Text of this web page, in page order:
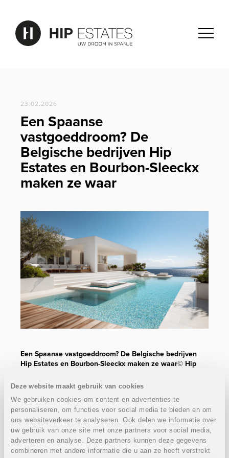
Deze website maakt gebruik van cookies
We gebruiken cookies om content en advertenties te
personaliseren, om functies voor social media te bieden en om
ons websiteverkeer te analyseren. Ook delen we informatie over
uw gebruik van onze site met onze partners voor social media,
adverteren en analyse. Deze partners kunnen deze gegevens
combineren met andere informatie die u aan ze heeft verstrekt
23.02.2026
Een Spaanse
vastgoeddroom? De
Belgische bedrijven Hip
Estates en Bourbon-Sleeckx
maken ze waar
Een Spaanse vastgoeddroom? De Belgische bedrijven
Hip Estates en Bourbon-Sleeckx maken ze waar© Hip
Een huis in Spanje kopen is snel beslist, zeker met dat
uitzicht op zee. Maar wat daarna komt, bepaalt of het
ook echt blijft plakken. Hip Estates en Bourbon-Sleeckx
vertrekken niet vanuit vier muren, maar vanuit de vraag
hoe je er straks wil leven. Actief Wonen zoomt in op hun
aanpak en waarom die volgorde het verschil maakt. Kijk
even mee met ons…